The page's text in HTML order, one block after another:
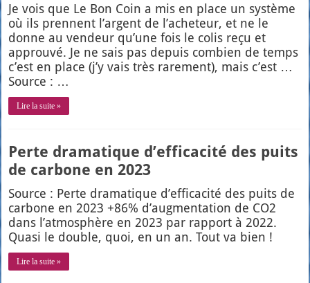
Je vois que Le Bon Coin a mis en place un sys­tème
où ils prennent l’argent de l’acheteur, et ne le
donne au ven­deur qu’une fois le colis reçu et
approu­vé. Je ne sais pas depuis com­bien de temps
c’est en place (j’y vais très rare­ment), mais c’est …
Source : …
Lire la suite »
Perte dramatique d’efficacité des puits
de carbone en 2023
Source : Perte dra­ma­tique d’efficacité des puits de
car­bone en 2023 +86% d’aug­men­ta­tion de CO2
dans l’at­mo­sphère en 2023 par rap­port à 2022.
Qua­si le double, quoi, en un an. Tout va bien !
Lire la suite »